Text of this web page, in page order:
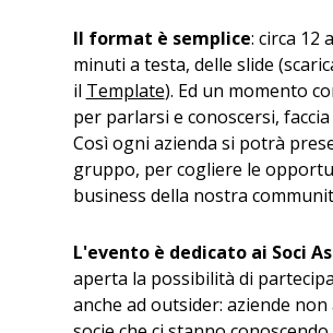
Il format è semplice: circa 12
minuti a testa, delle slide
il Template). Ed un momento
per parlarsi e conoscersi, faccia
Così ogni azienda si potrà
gruppo, per cogliere le
business della nostra
L'evento è dedicato ai Soci
aperta la possibilità di
anche ad outsider: aziende non